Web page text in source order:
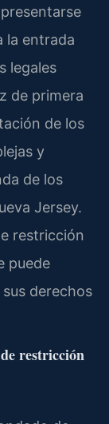
la entrada
legales
de primera
de los
y
de los
Jersey.
restricción
puede
derechos
restricción